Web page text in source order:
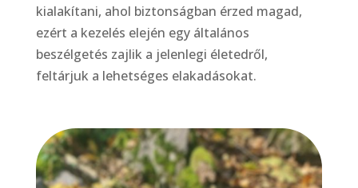
kialakítani, ahol biztonságban érzed magad,
ezért a kezelés elején egy általános
beszélgetés zajlik a jelenlegi életedről,
feltárjuk a lehetséges elakadásokat.